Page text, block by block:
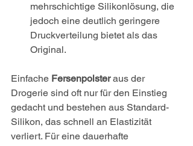
mehrschichtige Silikonlösung, die
jedoch eine deutlich geringere
Druckverteilung bietet als das
Original.
Einfache Fersenpolster aus der
Drogerie sind oft nur für den Einstieg
gedacht und bestehen aus Standard-
Silikon, das schnell an Elastizität
verliert. Für eine dauerhafte